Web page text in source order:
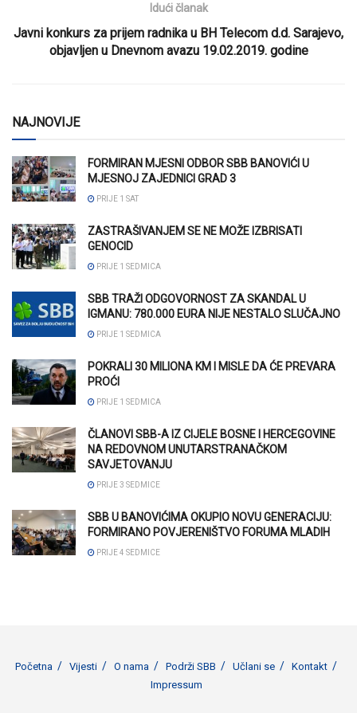
Idući članak
Javni konkurs za prijem radnika u BH Telecom d.d. Sarajevo,
objavljen u Dnevnom avazu 19.02.2019. godine
NAJNOVIJE
FORMIRAN MJESNI ODBOR SBB BANOVIĆI U
MJESNOJ ZAJEDNICI GRAD 3
PRIJE 1 SAT
ZASTRAŠIVANJEM SE NE MOŽE IZBRISATI
GENOCID
PRIJE 1 SEDMICA
SBB TRAŽI ODGOVORNOST ZA SKANDAL U
IGMANU: 780.000 EURA NIJE NESTALO SLUČAJNO
PRIJE 1 SEDMICA
POKRALI 30 MILIONA KM I MISLE DA ĆE PREVARA
PROĆI
PRIJE 1 SEDMICA
ČLANOVI SBB-A IZ CIJELE BOSNE I HERCEGOVINE
NA REDOVNOM UNUTARSTRANAČKOM
SAVJETOVANJU
PRIJE 3 SEDMICE
SBB U BANOVIĆIMA OKUPIO NOVU GENERACIJU:
FORMIRANO POVJERENIŠTVO FORUMA MLADIH
PRIJE 4 SEDMICE
Početna Vijesti O nama Podrži SBB Učlani se
Kontakt
Impressum